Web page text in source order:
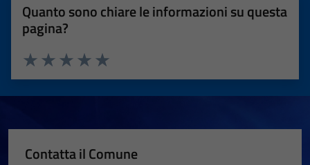
Quanto sono chiare le informazioni su questa
pagina?
Valuta 5 stelle su 5
Valuta 4 stelle su 5
Valuta 3 stelle su 5
Valuta 2 stelle su 5
Valuta 1 stelle su 5
Contatta il Comune